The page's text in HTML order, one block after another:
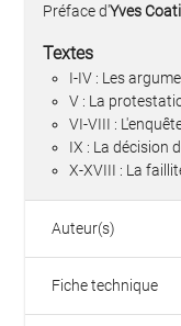
Préface d'Yves
Textes
I-IV : Les
V : La
VI-VIII :
IX : La décision
X-XVIII : La
Auteur(s)
Fiche technique